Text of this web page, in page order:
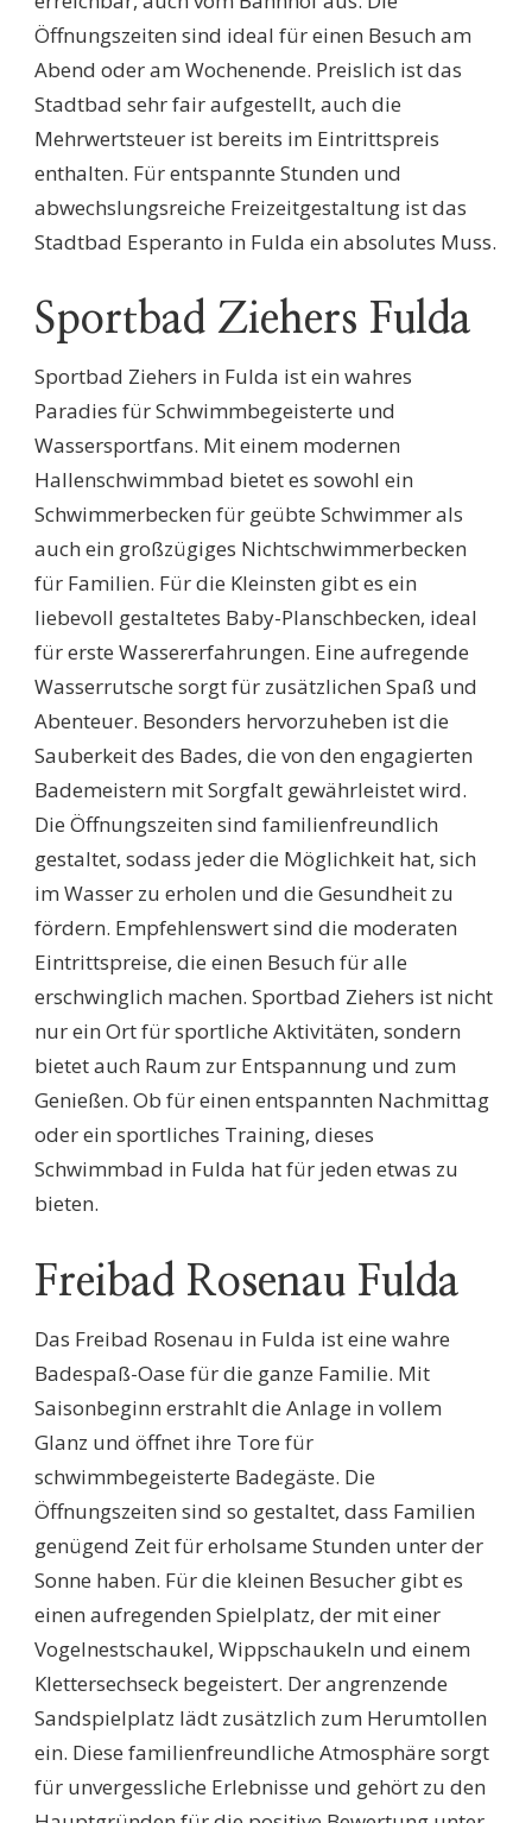
Öffnungszeiten sind ideal für einen Besuch am
Abend oder am Wochenende. Preislich ist das
Stadtbad sehr fair aufgestellt, auch die
Mehrwertsteuer ist bereits im Eintrittspreis
enthalten. Für entspannte Stunden und
abwechslungsreiche Freizeitgestaltung ist das
Stadtbad Esperanto in Fulda ein absolutes Muss.
Sportbad Ziehers Fulda
Sportbad Ziehers in Fulda ist ein wahres
Paradies für Schwimmbegeisterte und
Wassersportfans. Mit einem modernen
Hallenschwimmbad bietet es sowohl ein
Schwimmerbecken für geübte Schwimmer als
auch ein großzügiges Nichtschwimmerbecken
für Familien. Für die Kleinsten gibt es ein
liebevoll gestaltetes Baby-Planschbecken, ideal
für erste Wassererfahrungen. Eine aufregende
Wasserrutsche sorgt für zusätzlichen Spaß und
Abenteuer. Besonders hervorzuheben ist die
Sauberkeit des Bades, die von den engagierten
Bademeistern mit Sorgfalt gewährleistet wird.
Die Öffnungszeiten sind familienfreundlich
gestaltet, sodass jeder die Möglichkeit hat, sich
im Wasser zu erholen und die Gesundheit zu
fördern. Empfehlenswert sind die moderaten
Eintrittspreise, die einen Besuch für alle
erschwinglich machen. Sportbad Ziehers ist nicht
nur ein Ort für sportliche Aktivitäten, sondern
bietet auch Raum zur Entspannung und zum
Genießen. Ob für einen entspannten Nachmittag
oder ein sportliches Training, dieses
Schwimmbad in Fulda hat für jeden etwas zu
bieten.
Freibad Rosenau Fulda
Das Freibad Rosenau in Fulda ist eine wahre
Badespaß-Oase für die ganze Familie. Mit
Saisonbeginn erstrahlt die Anlage in vollem
Glanz und öffnet ihre Tore für
schwimmbegeisterte Badegäste. Die
Öffnungszeiten sind so gestaltet, dass Familien
genügend Zeit für erholsame Stunden unter der
Sonne haben. Für die kleinen Besucher gibt es
einen aufregenden Spielplatz, der mit einer
Vogelnestschaukel, Wippschaukeln und einem
Klettersechseck begeistert. Der angrenzende
Sandspielplatz lädt zusätzlich zum Herumtollen
ein. Diese familienfreundliche Atmosphäre sorgt
für unvergessliche Erlebnisse und gehört zu den